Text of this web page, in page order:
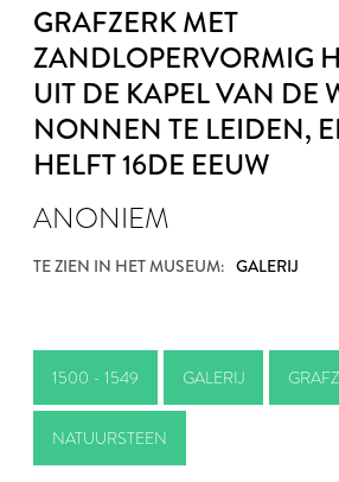
GRAFZERK MET
ZANDLOPERVORMIG
UIT DE KAPEL VAN DE
NONNEN TE LEIDEN,
HELFT 16DE EEUW
ANONIEM
TE ZIEN IN HET MUSEUM: GALERIJ
1500 - 1549 GALERIJ
NATUURSTEEN